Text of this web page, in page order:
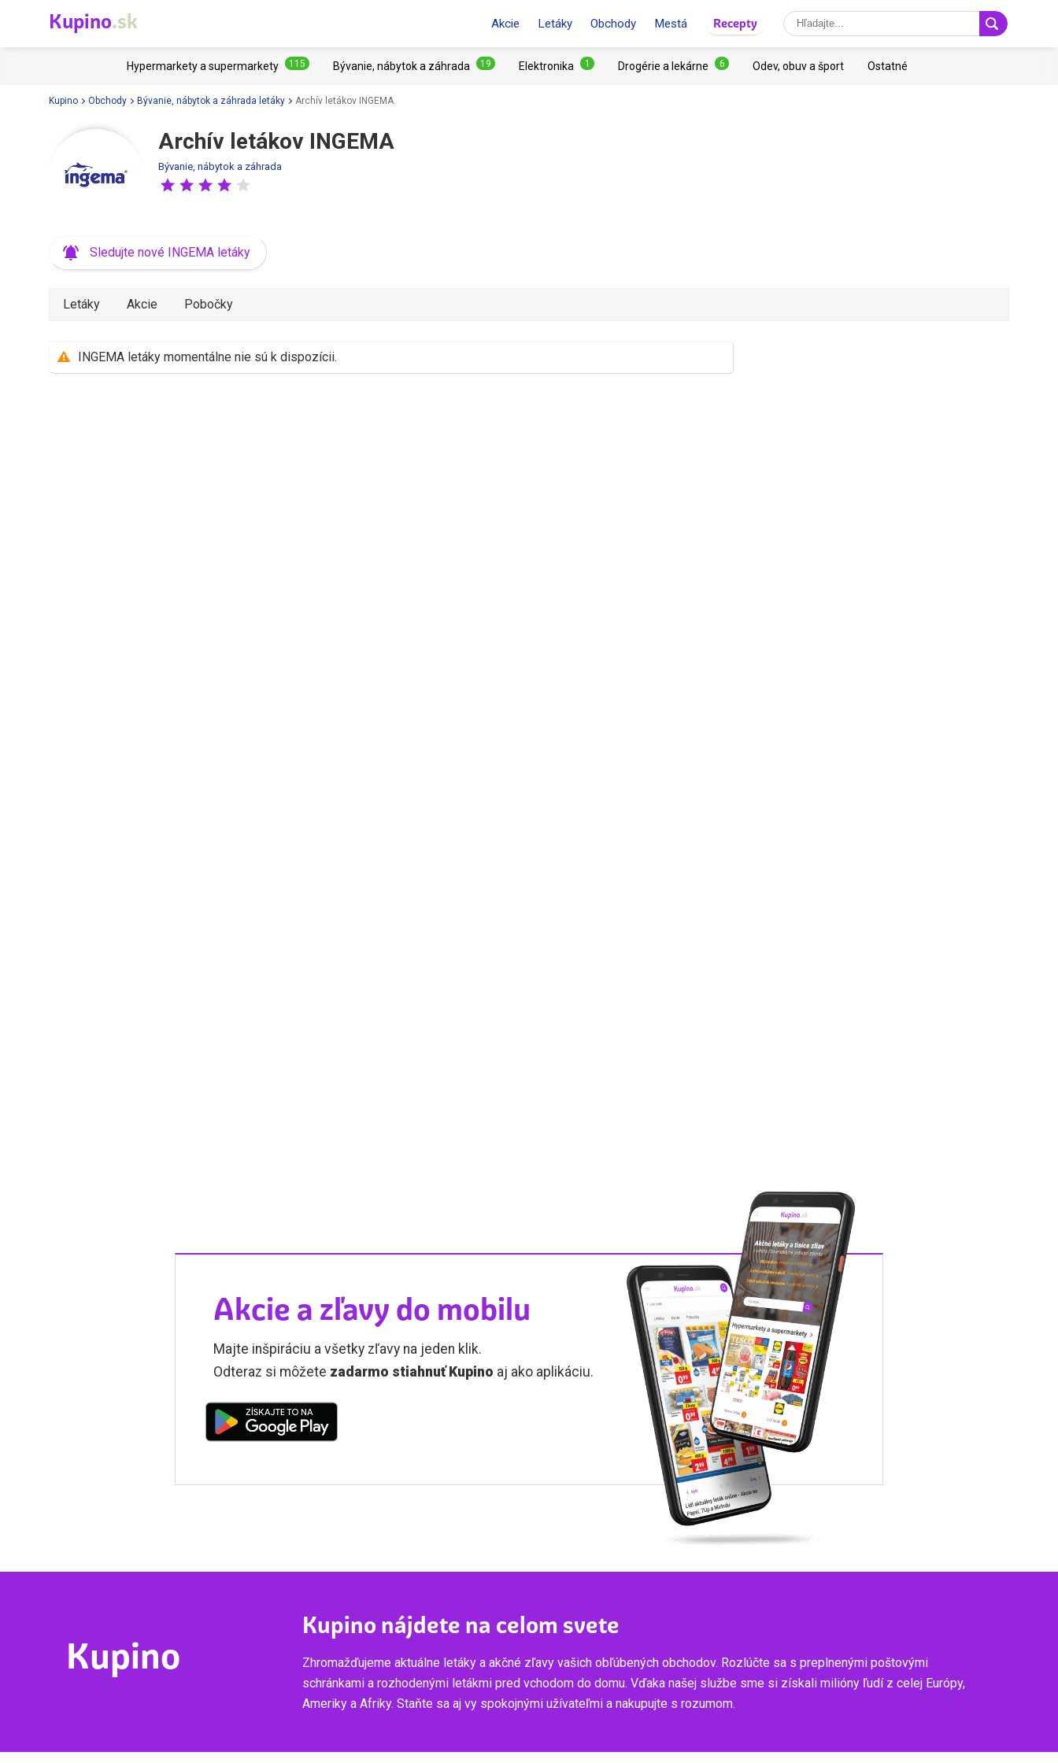
Kupino.sk Akcie Letáky Obchody Mestá Recepty
Hypermarkety a supermarkety 115 Bývanie, nábytok a záhrada 19 Elektronika 1 Drogérie a lekárne 6 Odev, obuv a šport Ostatné
Kupino Obchody Bývanie, nábytok a záhrada letáky Archív letákov INGEMA
Archív letákov INGEMA
Bývanie, nábytok a záhrada
Sledujte nové INGEMA letáky
Letáky Akcie Pobočky
INGEMA letáky momentálne nie sú k dispozícii.
Akcie a zľavy do mobilu
Majte inšpiráciu a všetky zľavy na jeden klik.
Odteraz si môžete zadarmo stiahnuť Kupino aj ako aplikáciu.
Kupino
Kupino nájdete na celom svete
Zhromažďujeme aktuálne letáky a akčné zľavy vašich obľúbených obchodov. Rozlúčte sa s preplnenými poštovými
schránkami a rozhodenými letákmi pred vchodom do domu. Vďaka našej službe sme si získali milióny ľudí z celej Európy,
Ameriky a Afriky. Staňte sa aj vy spokojnými užívateľmi a nakupujte s rozumom.